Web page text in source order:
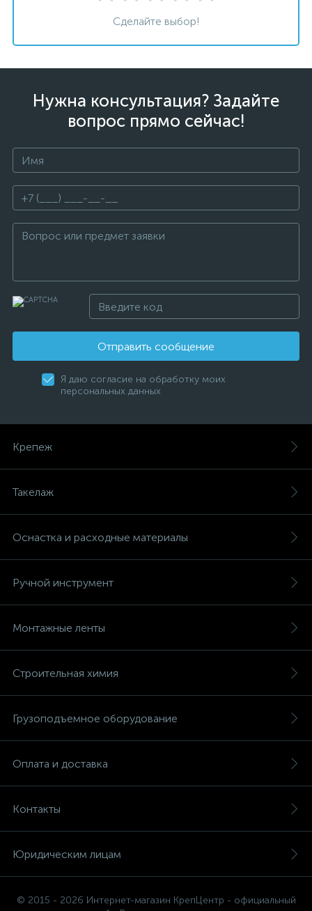
Сделайте выбор!
Нужна консультация? Задайте
вопрос прямо сейчас!
Отправить сообщение
Я даю согласие на обработку моих
персональных данных
Крепеж
Такелаж
Оснастка и расходные материалы
Ручной инструмент
Монтажные ленты
Строительная химия
Грузоподъемное оборудование
Оплата и доставка
Контакты
Юридическим лицам
© 2015 - 2026 Интернет-магазин КрепЦентр - официальный